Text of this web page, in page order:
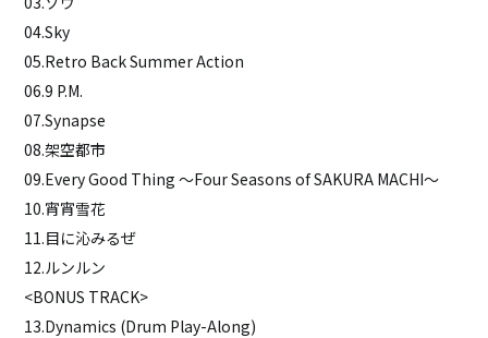
04.Sky
05.Retro Back Summer Action
06.9 P.M.
07.Synapse
08.架空都市
09.Every Good Thing 〜Four Seasons of SAKURA MACHI〜
10.宵宵雪花
11.目に沁みるぜ
12.ルンルン
<BONUS TRACK>
13.Dynamics (Drum Play-Along)